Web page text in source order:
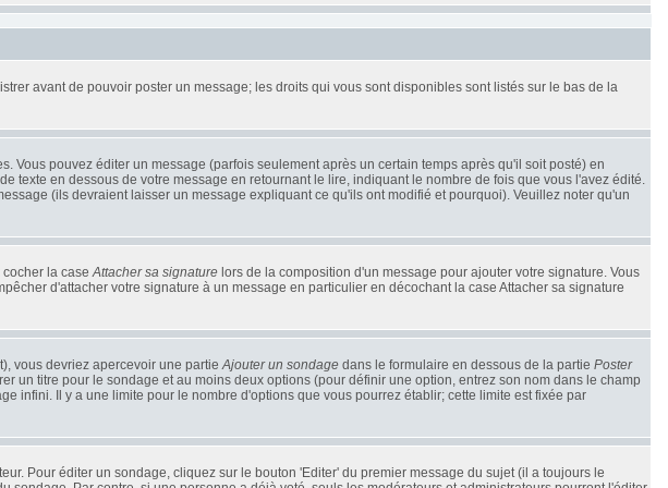
avant de pouvoir poster un message; les droits qui vous sont disponibles sont listés sur le bas de la
pouvez éditer un message (parfois seulement après un certain temps après qu'il soit posté) en
en dessous de votre message en retournant le lire, indiquant le nombre de fois que vous l'avez édité.
(ils devraient laisser un message expliquant ce qu'ils ont modifié et pourquoi). Veuillez noter qu'un
cocher la caseAttacher sa signature lors de la composition d'un message pour ajouter votre signature. Vous
d'attacher votre signature à un message en particulier en décochant la case Attacher sa signature
vous devriez apercevoir une partieAjouter un sondage dans le formulaire en dessous de la partie Poster
un titre pour le sondage et au moins deux options (pour définir une option, entrez son nom dans le champ
infini. Il y a une limite pour le nombre d'options que vous pourrez établir; cette limite est fixée par
Pour éditer un sondage, cliquez sur le bouton 'Editer' du premier message du sujet (il a toujours le